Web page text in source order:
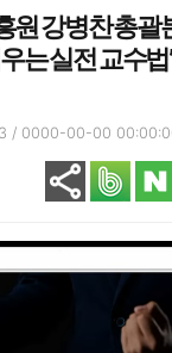
원 강병찬 총괄
는 실전 교수법
/ 0000-00-00